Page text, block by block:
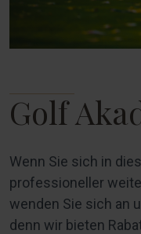
Golf
Wenn Sie sich in
professioneller
wenden Sie sich an
denn wir bieten